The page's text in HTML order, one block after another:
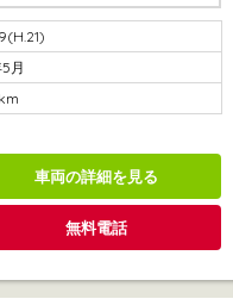
月
車両の詳細を見る
無料電話